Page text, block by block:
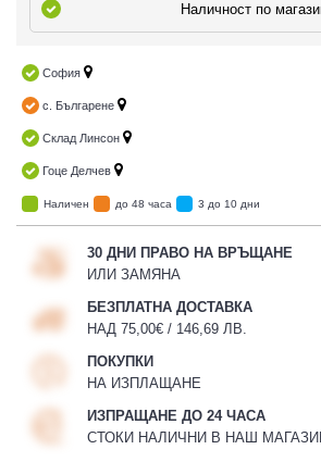
ЕКИПИРОВКА
Наличност по
София
с. Българене
Склад Линсон
Гоце Делчев
Наличен до 48 часа 3 до 10 дни
30 ДНИ ПРАВО НА ВРЪЩАНЕ
ИЛИ ЗАМЯНА
БЕЗПЛАТНА ДОСТАВКА
НАД 75,00€ / 146,69 ЛВ.
ПОКУПКИ
НА ИЗПЛАЩАНЕ
ИЗПРАЩАНЕ ДО 24 ЧАСА
СТОКИ НАЛИЧНИ В НАШ